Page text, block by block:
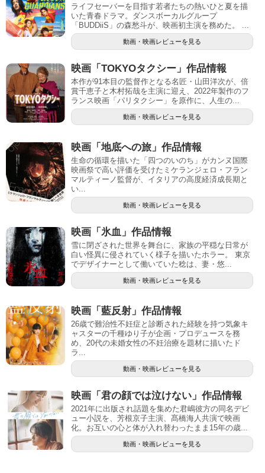
ライフセーバーを目指す若者たちの熱いひと夏を描
いた青春ドラマ。ダンスボーカルグループ
「BUDDiiS」の森愁斗が、映画初主演を務めた。 ...
動画・映画レビューを見る
映画「TOKYOタクシー」作品情報
本作が91本目の監督作となる名匠・山田洋次が、倍
賞千恵子と木村拓哉を主演に迎え、2022年製作のフ
ランス映画「パリタクシー」を原作に、人生の...
動画・映画レビューを見る
映画「地底への旅」作品情報
生命の循環を描いた「四つのいのち」がカンヌ国際
映画祭で高い評価を受けたミケランジェロ・フラン
マルティーノ監督が、イタリアの高度経済成長期と
い...
動画・映画レビューを見る
映画「氷血」作品情報
雪に閉ざされた世界を舞台に、家族の平穏な日常が
白い怪異に侵されていく様子を描いたホラー。 東京
でデザイナーとして働いていた稔は、妻・悠...
動画・映画レビューを見る
映画「藍反射」作品情報
26歳で難治性不妊症と診断された経験を持つ気象キ
ャスターの千種ゆり子が企画・プロデュースを務
め、20代の未婚女性の不妊治療を題材に描いたド
ラ...
動画・映画レビューを見る
映画「君の顔では泣けない」作品情報
2021年に出版され話題を集めた君嶋彼方の同名デビ
ュー小説を、芳根京子主演、髙橋海人共演で映画
化。お互いの心と体が入れ替わったまま15年の歳...
動画・映画レビューを見る